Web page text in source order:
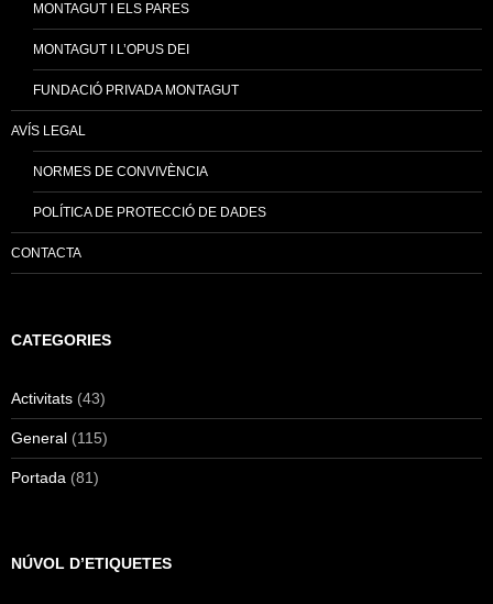
MONTAGUT I ELS PARES
MONTAGUT I L’OPUS DEI
FUNDACIÓ PRIVADA MONTAGUT
AVÍS LEGAL
NORMES DE CONVIVÈNCIA
POLÍTICA DE PROTECCIÓ DE DADES
CONTACTA
CATEGORIES
Activitats (43)
General (115)
Portada (81)
NÚVOL D’ETIQUETES